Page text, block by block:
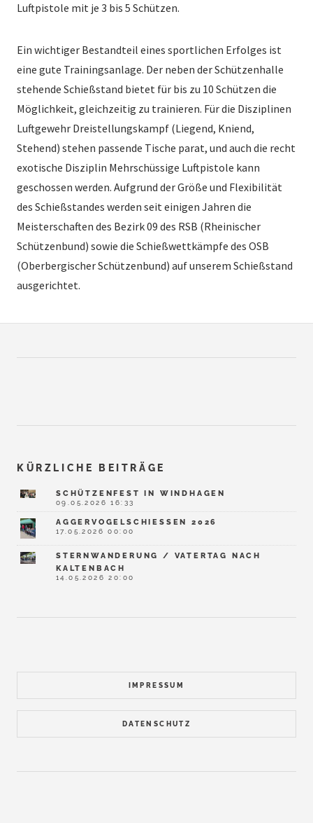
Luftpistole mit je 3 bis 5 Schützen.
Ein wichtiger Bestandteil eines sportlichen Erfolges ist
eine gute Trainingsanlage. Der neben der Schützenhalle
stehende Schießstand bietet für bis zu 10 Schützen die
Möglichkeit, gleichzeitig zu trainieren. Für die Disziplinen
Luftgewehr Dreistellungskampf (Liegend, Kniend,
Stehend) stehen passende Tische parat, und auch die recht
exotische Disziplin Mehrschüssige Luftpistole kann
geschossen werden. Aufgrund der Größe und Flexibilität
des Schießstandes werden seit einigen Jahren die
Meisterschaften des Bezirk 09 des RSB (Rheinischer
Schützenbund) sowie die Schießwettkämpfe des OSB
(Oberbergischer Schützenbund) auf unserem Schießstand
ausgerichtet.
KÜRZLICHE BEITRÄGE
SCHÜTZENFEST IN WINDHAGEN
09.05.2026 16:33
AGGERVOGELSCHIESSEN 2026
17.05.2026 00:00
STERNWANDERUNG / VATERTAG NACH
KALTENBACH
14.05.2026 20:00
IMPRESSUM
DATENSCHUTZ